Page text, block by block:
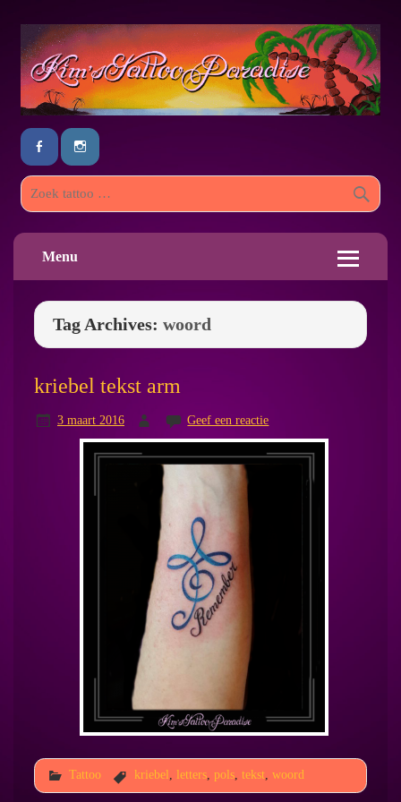
Menu
Tag Archives: woord
kriebel tekst arm
3 maart 2016 Geef een reactie
Tattoo kriebel letters, pols, tekst, woord